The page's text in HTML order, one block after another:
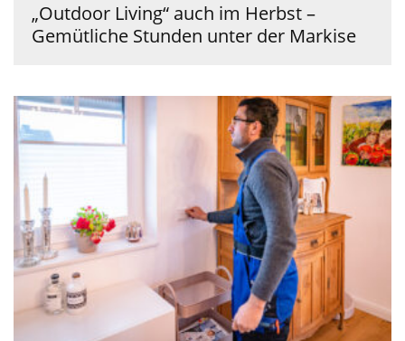
„Outdoor Living“ auch im Herbst –
Gemütliche Stunden unter der Markise